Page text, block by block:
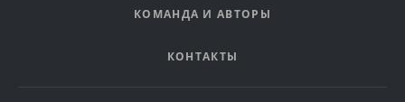
КОМАНДА И АВТОРЫ
КОНТАКТЫ